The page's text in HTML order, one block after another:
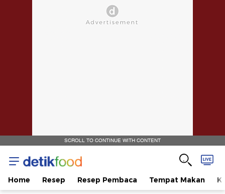
SCROLL TO CONTINUE WITH CONTENT
Home Resep Resep Pembaca Tempat Makan